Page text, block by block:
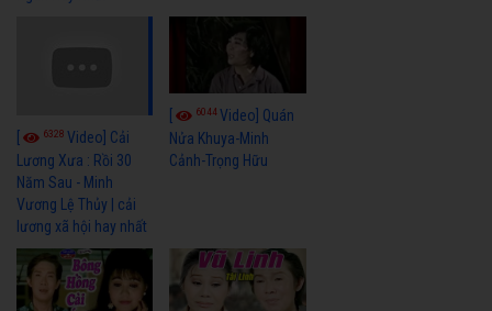
6328 Video] Cải
Lương Xưa : Rồi 30
Năm Sau - Minh
Vương Lệ Thủy | cải
lương xã hội hay nhất
6044Video] Quán
Nửa Khuya-Minh
Cảnh-Trọng Hữu